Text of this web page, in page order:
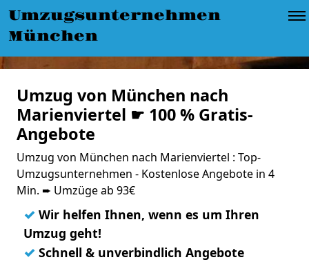
Umzugsunternehmen
München
Umzug von München nach
Marienviertel ☛ 100 % Gratis-
Angebote
Umzug von München nach Marienviertel : Top-
Umzugsunternehmen - Kostenlose Angebote in 4
Min. ➨ Umzüge ab 93€
✓ Wir helfen Ihnen, wenn es um Ihren
Umzug geht!
✓ Schnell & unverbindlich Angebote